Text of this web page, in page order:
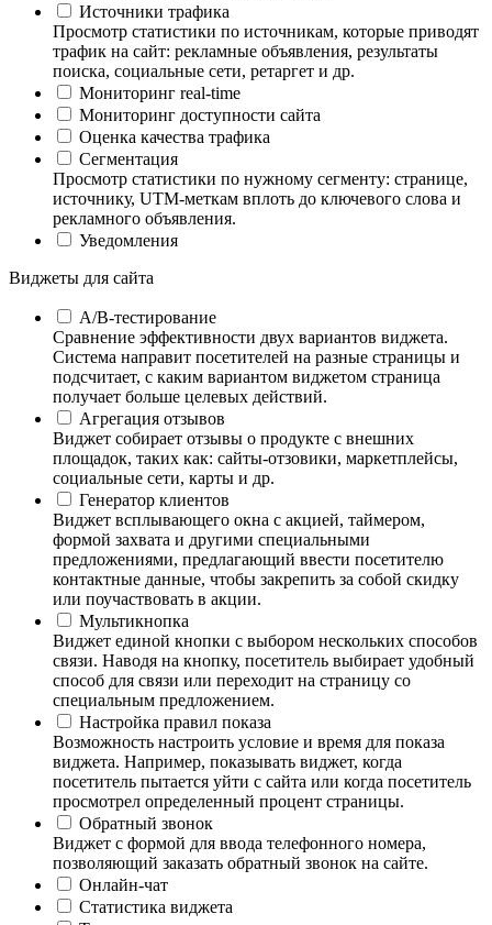
Источники трафика
Просмотр статистики по источникам, которые приводят
трафик на сайт: рекламные объявления, результаты
поиска, социальные сети, ретаргет и др.
Мониторинг real-time
Мониторинг доступности сайта
Оценка качества трафика
Сегментация
Просмотр статистики по нужному сегменту: странице,
источнику, UTM-меткам вплоть до ключевого слова и
рекламного объявления.
Уведомления
Виджеты для сайта
А/B-тестирование
Сравнение эффективности двух вариантов виджета.
Система направит посетителей на разные страницы и
подсчитает, с каким вариантом виджетом страница
получает больше целевых действий.
Агрегация отзывов
Виджет собирает отзывы о продукте с внешних
площадок, таких как: сайты-отзовики, маркетплейсы,
социальные сети, карты и др.
Генератор клиентов
Виджет всплывающего окна с акцией, таймером,
формой захвата и другими специальными
предложениями, предлагающий ввести посетителю
контактные данные, чтобы закрепить за собой скидку
или поучаствовать в акции.
Мультикнопка
Виджет единой кнопки с выбором нескольких способов
связи. Наводя на кнопку, посетитель выбирает удобный
способ для связи или переходит на страницу со
специальным предложением.
Настройка правил показа
Возможность настроить условие и время для показа
виджета. Например, показывать виджет, когда
посетитель пытается уйти с сайта или когда посетитель
просмотрел определенный процент страницы.
Обратный звонок
Виджет с формой для ввода телефонного номера,
позволяющий заказать обратный звонок на сайте.
Онлайн-чат
Статистика виджета